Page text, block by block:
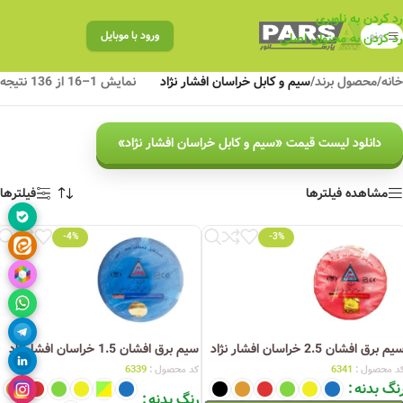
رد کردن به ناوبری
رد کردن به محتوای اصلی
منو ورود با موبایل
خانه/محصول برند/سیم و کابل خراسان افشار نژاد نمایش 1–16 از 136 نتیجه
دانلود لیست قیمت «سیم و کابل خراسان افشار نژاد»
مشاهده فیلترها فیلترها
-3%
برق افشان 2.5 خراسان افشار نژاد
محصول : 6341
بدنه
-4%
سیم برق افشان 1.5 خراسان افشارنژاد
کد محصول : 6339